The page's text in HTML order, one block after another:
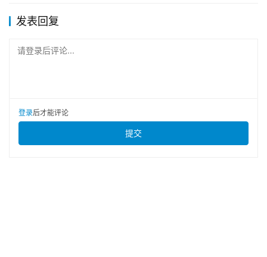
发表回复
请登录后评论...
登录后才能评论
提交